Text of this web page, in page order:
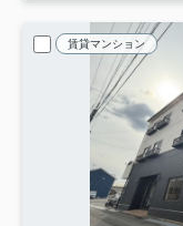
賃貸マンション